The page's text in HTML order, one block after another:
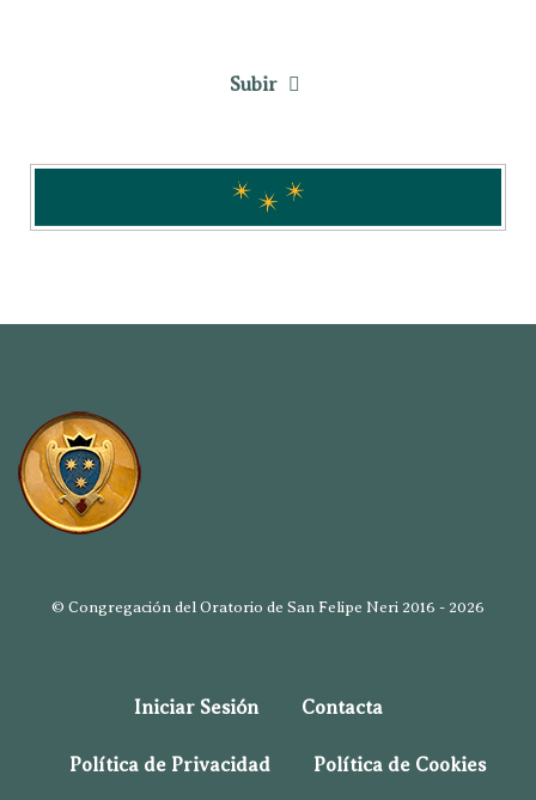
Subir
© Congregación del Oratorio de San Felipe Neri 2016 - 2026
Iniciar Sesión Contacta
Política de Privacidad Política de Cookies